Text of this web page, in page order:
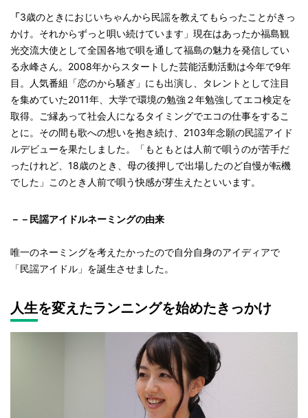
「3歳のときにおじいちゃんから民謡を教えてもらったことがきっ
かけ。それからずっと唄い続けています」現在はあったか福島観
光交流大使として全国各地で唄を通して福島の魅力を発信してい
る永峰さん。2008年からスタートした芸能活動活動は今年で9年
目。人気番組「恋のから騒ぎ」にも出演し、タレントとして注目
を集めていた2011年、大学で環境の勉強２年勉強してエコ検定を
取得。ご縁あって社会人になるタイミングでエコの仕事をするこ
とに。その間も歌への想いを抱き続け、2103年念願の民謡アイド
ルデビューを果たしました。「もともとは人前で唄うのが苦手だ
ったけれど、18歳のとき、母の後押しで出場したのど自慢が転機
でした」このとき人前で唄う快感が芽生えたといいます。
－－ 民謡アイドルネーミングの由来
唯一のネーミングを考えたかったので自分自身のアイディアで
「民謡アイドル」を誕生させました。
人生を変えたランニングを始めたきっかけ